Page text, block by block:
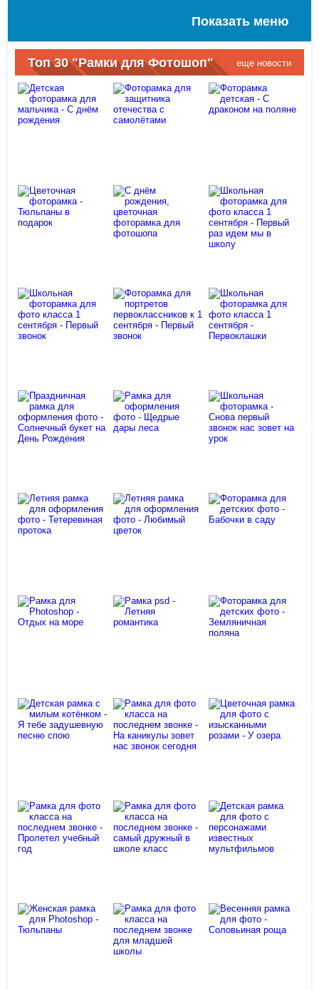
Показать меню
Топ 30 "Рамки для Фотошоп" еще новости
Детская
фоторамка
для
мальчика - С
днём
Фоторамка
для
защитника
отечества с
Фоторамка
детская - С
драконом на
поляне
Цветочная
фоторамка -
Тюльпаны в
С днём
рождения,
цветочная
фоторамка
для
для фото
класса 1
сентября -
Первый раз
идем мы в
школу
фоторамка
для фото
класса 1
сентября -
Первый
звонок
для
портретов
первоклассников
к 1 сентября
- Первый
Школьная
фоторамка
для фото
класса 1
сентября -
оформления
фото -
Солнечный
букет на
Рамка для
оформления
фото -
фоторамка -
Снова
первый
звонок нас
Летняя рамка
для
оформления
фото -
Летняя рамка
для
оформления
Фоторамка
для детских
фото -
Рамка для
Photoshop -
Рамка psd -
Летняя
Фоторамка
для детских
фото -
Земляничная
рамка с
милым
котёнком - Я
тебе
задушевную
песню спою
последнем
звонке - На
каникулы
зовет нас
звонок
Цветочная
рамка для
фото с
изысканными
розами - У
озера
фото класса
на
последнем
на
последнем
звонке -
самый
дружный в
Детская
рамка для
фото с
персонажами